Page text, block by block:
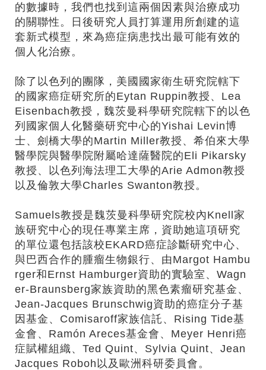
的數據時，我們也找到這兩個因素與治療成功
的關聯性。日後研究人員打算運用所創建的這
套新式模型，來為癌症病患找出最可能有效的
個人化治療。
除了以色列的團隊，美國國家衛生研究院轄下
的國家癌症研究所的Eytan Ruppin教授、Lea
Eisenbach教授，魏茨曼科學研究院轄下的以色
列國家個人化醫藥研究中心的Yishai Levin博
士、劍橋大學的Martin Miller教授、希伯來大學
醫學院與醫學院附屬哈達薩醫院的Eli Pikarsky
教授、以色列海法理工大學的Arie Admon教授
以及倫敦大學Charles Swanton教授。
Samuels教授是魏茨曼科學研究院校內Knell家
族研究中心的現任專業主席，資助她這項研究
的單位還包括該校EKARD癌症診斷研究中心、
與巴西合作的腫瘤生物銀行、由Margot Hambu
rger和Ernst Hamburger資助的實驗室、Wagn
er-Braunsberg家族資助的黑色素瘤研究基金、
Jean-Jacques Brunschwig資助的癌症分子基
因基金、Comisaroff家族信託、Rising Tide基
金會、Ramón Areces基金會、Meyer Henri癌
症賦權組織、Ted Quint、Sylvia Quint、Jean
Jacques Roboh以及歐洲科研委員會。